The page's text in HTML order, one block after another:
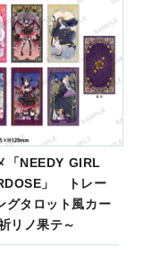
「NEEDY GIRL
」 トレー
グタロット風カー
リノ果テ～